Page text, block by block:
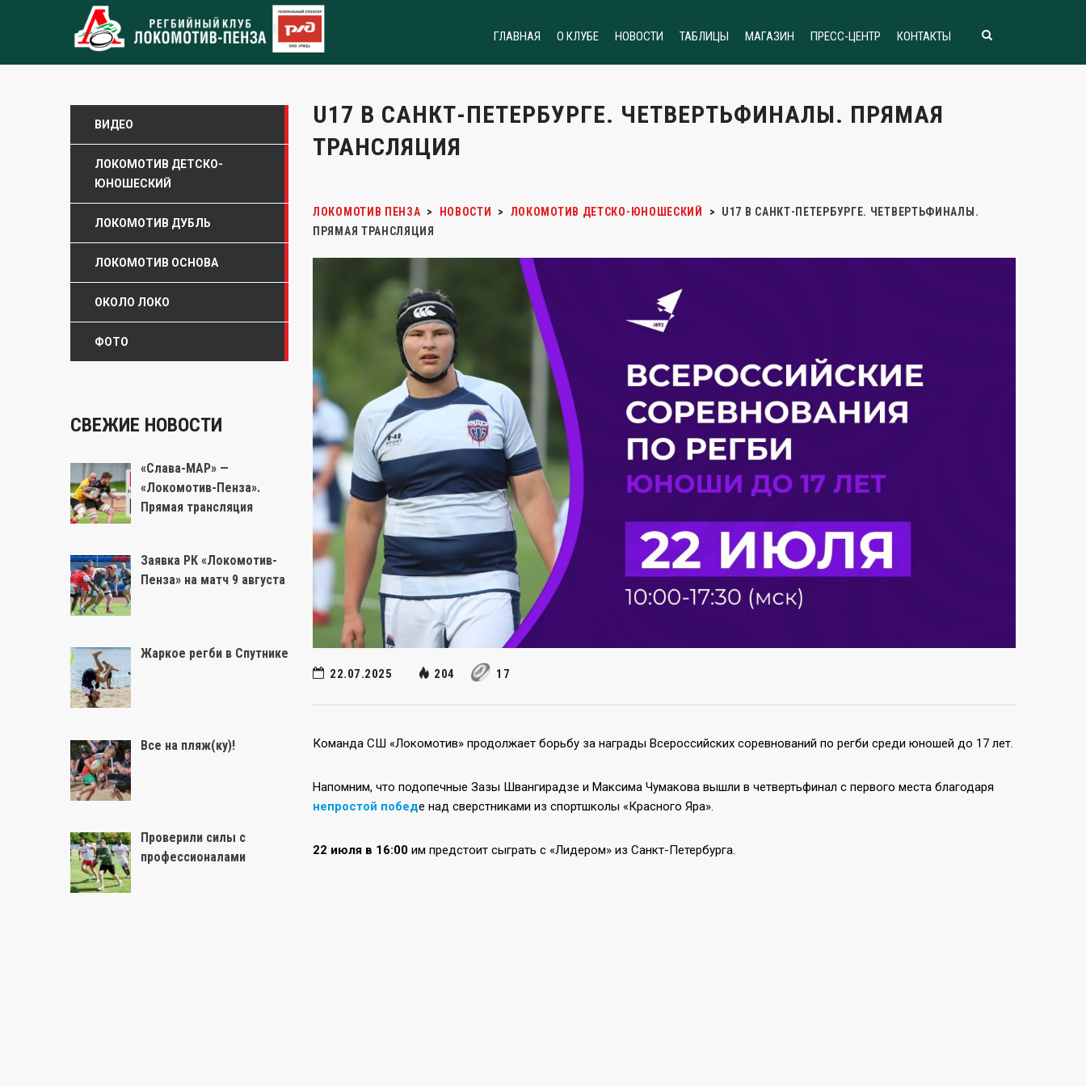
ГЛАВНАЯ О КЛУБЕ НОВОСТИ ТАБЛИЦЫ МАГАЗИН ПРЕСС-ЦЕНТР КОНТАКТЫ
U17 В САНКТ-ПЕТЕРБУРГЕ. ЧЕТВЕРТЬФИНАЛЫ. ПРЯМАЯ
ТРАНСЛЯЦИЯ
ЛОКОМОТИВ ПЕНЗА > НОВОСТИ > ЛОКОМОТИВ ДЕТСКО-ЮНОШЕСКИЙ >
U17 В САНКТ-ПЕТЕРБУРГЕ. ЧЕТВЕРТЬФИНАЛЫ.
ПРЯМАЯ ТРАНСЛЯЦИЯ
22.07.2025 204 17
Команда СШ «Локомотив» продолжает борьбу за награды Всероссийских соревнований по регби среди юношей до 17 лет.
Напомним, что подопечные Зазы Швангирадзе и Максима Чумакова вышли в четвертьфинал с первого места благодаря
непростой победе над сверстниками из спортшколы «Красного Яра».
22 июля в 16:00 им предстоит сыграть с «Лидером» из Санкт-Петербурга.
ВИДЕО
ЛОКОМОТИВ ДЕТСКО-
ЮНОШЕСКИЙ
ЛОКОМОТИВ ДУБЛЬ
ЛОКОМОТИВ ОСНОВА
ОКОЛО ЛОКО
ФОТО
СВЕЖИЕ НОВОСТИ
«Слава-МАР» —
«Локомотив-Пенза».
Прямая трансляция
Заявка РК «Локомотив-
Пенза» на матч 9 августа
Жаркое регби в Спутнике
Все на пляж(ку)!
Проверили силы с
профессионалами